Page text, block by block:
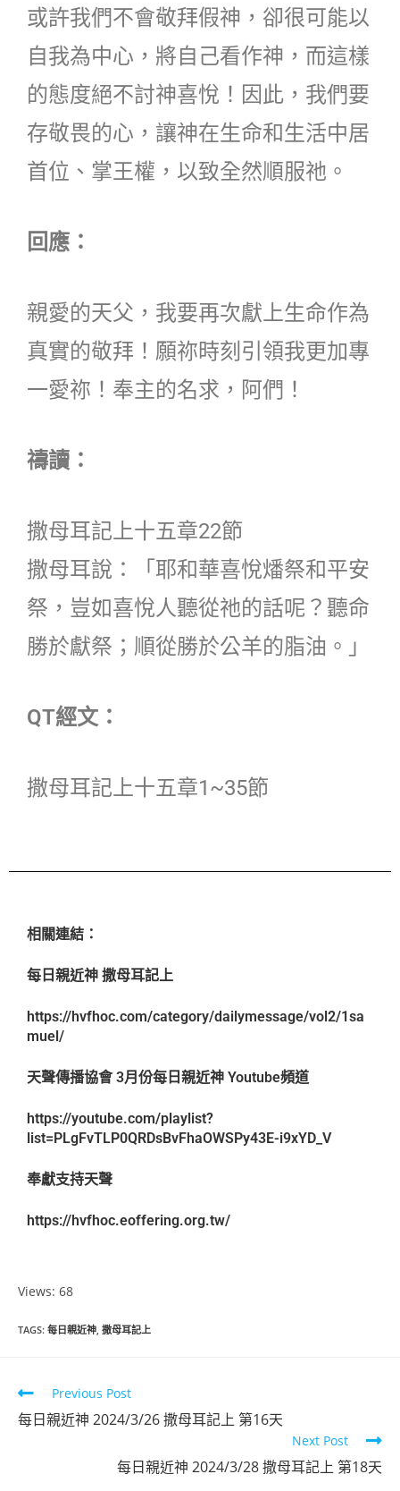
或許我們不會敬拜假神，卻很可能以
自我為中心，將自己看作神，而這樣
的態度絕不討神喜悅！因此，我們要
存敬畏的心，讓神在生命和生活中居
首位、掌王權，以致全然順服祂。
回應：
親愛的天父，我要再次獻上生命作為
真實的敬拜！願祢時刻引領我更加專
一愛祢！奉主的名求，阿們！
禱讀：
撒母耳記上十五章22節
撒母耳說：「耶和華喜悅燔祭和平安
祭，豈如喜悅人聽從祂的話呢？聽命
勝於獻祭；順從勝於公羊的脂油。」
QT經文：
撒母耳記上十五章1~35節
相關連結：
每日親近神 撒母耳記上
https://hvfhoc.com/category/dailymessage/vol2/1sa
muel/
天聲傳播協會 3月份每日親近神 Youtube頻道
https://youtube.com/playlist?
list=PLgFvTLP0QRDsBvFhaOWSPy43E-i9xYD_V
奉獻支持天聲
https://hvfhoc.eoffering.org.tw/
Views: 68
TAGS: 每日親近神, 撒母耳記上
Previous Post
每日親近神 2024/3/26 撒母耳記上 第16天
Next Post
每日親近神 2024/3/28 撒母耳記上 第18天